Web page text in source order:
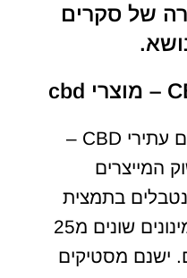
של סקרים
מסטיקים עתירי CBD –
המייצרים
בתמצית
CBD ומגיעים במספר מינונים שונים מ25
מיליגרם. ישנם מסטיקים